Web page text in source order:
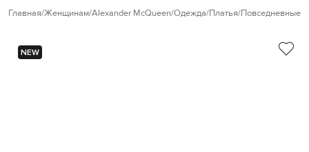
Главная Женщинам Alexander McQueen Одежда Платья Повседневные
NEW